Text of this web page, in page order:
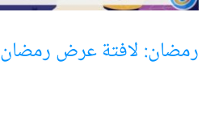
أنواع الموارد
رمضان: لافتة عرض رمضان